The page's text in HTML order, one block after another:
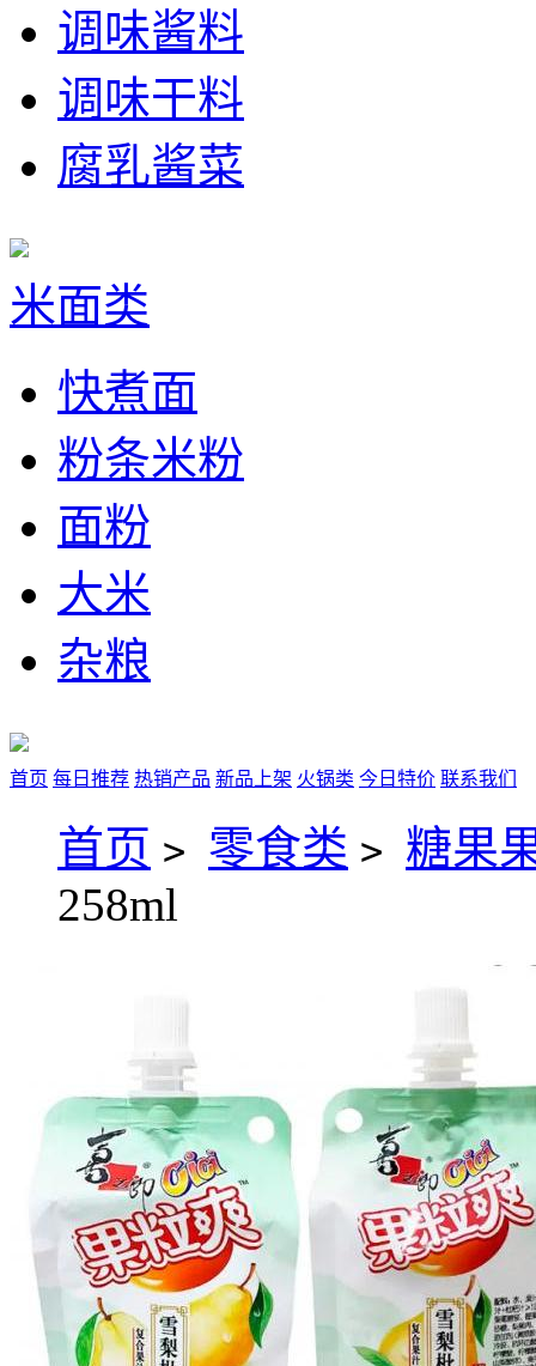
调味酱料
调味干料
腐乳酱菜
米面类
快煮面
粉条米粉
面粉
大米
杂粮
首页 每日推荐 热销产品 新品上架 火锅类 今日特价 联系我们
首页 > 零食类 > 糖果
258ml